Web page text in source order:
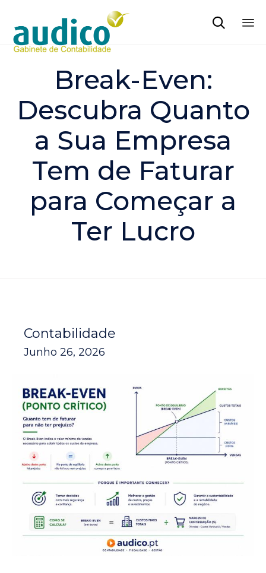

Break-Even:
Descubra Quanto
a Sua Empresa
Tem de Faturar
para Começar a
Ter Lucro
Contabilidade
Junho 26, 2026